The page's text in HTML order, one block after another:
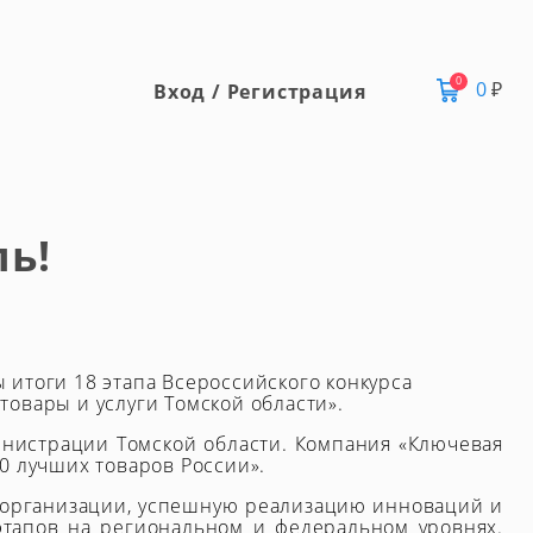
Вход / Регистрация 0 0₽
18 этапа Всероссийского конкурса
и услуги Томской области».
Томской области. Компания «Ключевая
лучших товаров России».
успешную реализацию инноваций и
на региональном и федеральном уровнях.